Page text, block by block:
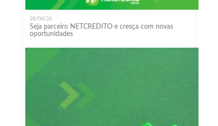
28/04/26
Seja parceiro NETCREDITO e cresça com novas
oportunidades